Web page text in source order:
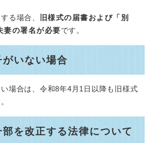
る場合、
旧様式の届書および「別
妻の署名が必要です。
いない場合
場合は、令和8年4月1日以降も旧様式
部を改正する法律について